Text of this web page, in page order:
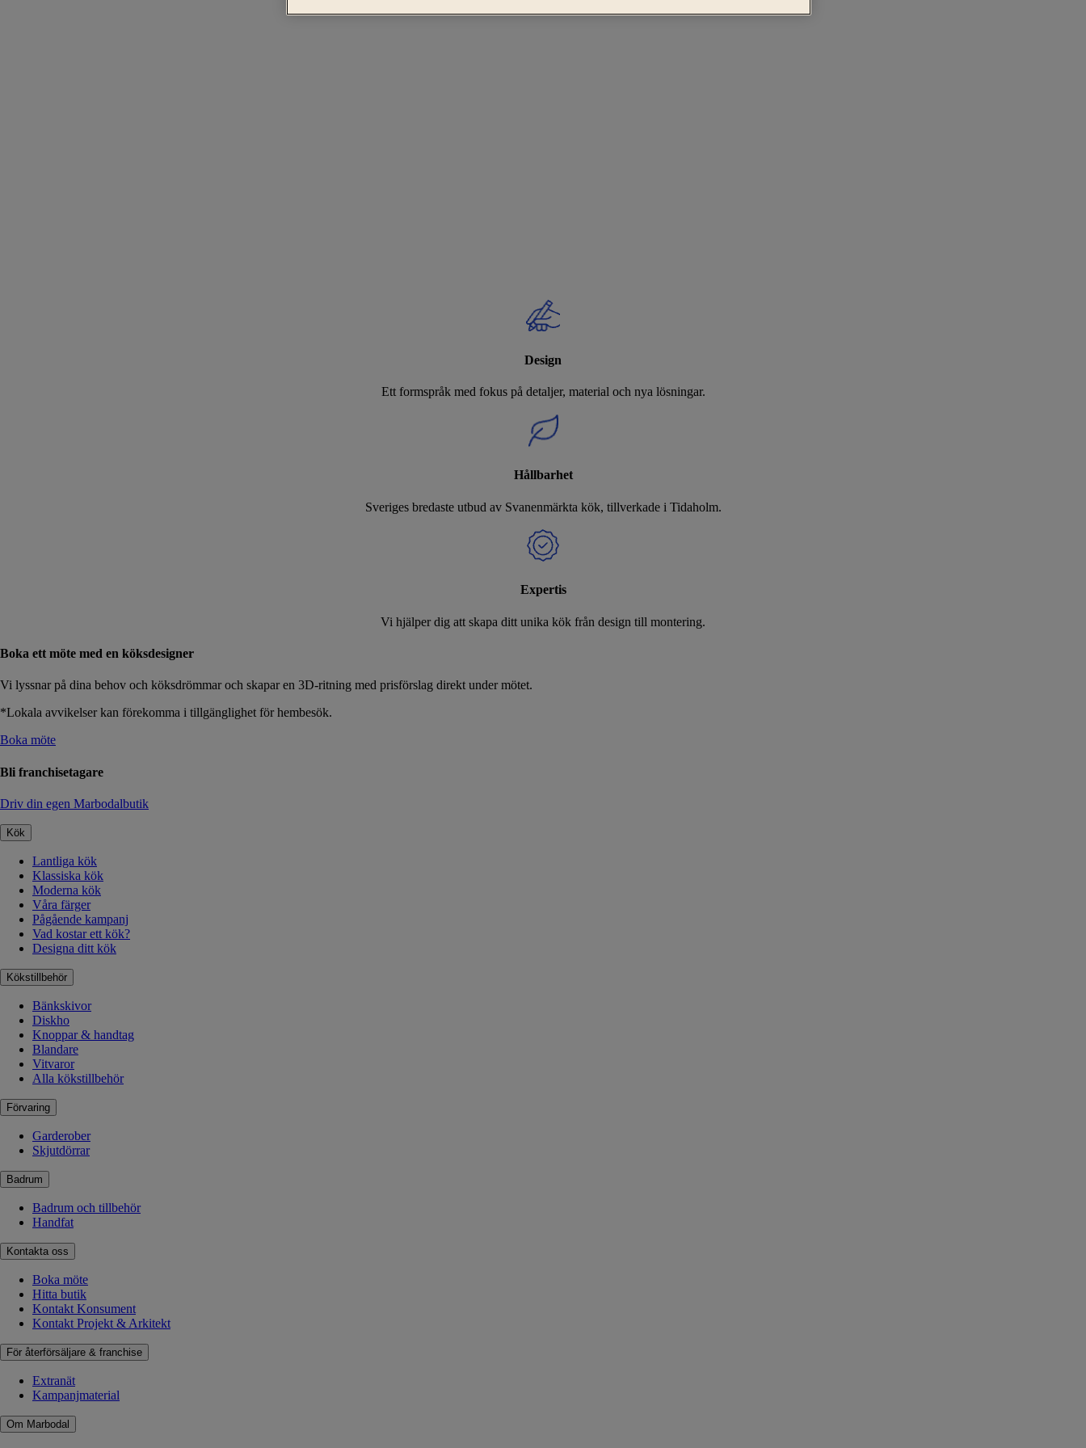
Design
Ett formspråk med fokus på detaljer, material och nya lösningar.
Hållbarhet
Sveriges bredaste utbud av Svanenmärkta kök, tillverkade i Tidaholm.
Expertis
Vi hjälper dig att skapa ditt unika kök från design till montering.
Boka ett möte med en köksdesigner
Vi lyssnar på dina behov och köksdrömmar och skapar en 3D-ritning med prisförslag direkt under mötet.
*Lokala avvikelser kan förekomma i tillgänglighet för hembesök.
Boka möte
Bli franchisetagare
Driv din egen Marbodalbutik
Kök
Lantliga kök
Klassiska kök
Moderna kök
Våra färger
Pågående kampanj
Vad kostar ett kök?
Designa ditt kök
Kökstillbehör
Bänkskivor
Diskho
Knoppar & handtag
Blandare
Vitvaror
Alla kökstillbehör
Förvaring
Garderober
Skjutdörrar
Badrum
Badrum och tillbehör
Handfat
Kontakta oss
Boka möte
Hitta butik
Kontakt Konsument
Kontakt Projekt & Arkitekt
För återförsäljare & franchise
Extranät
Kampanjmaterial
Om Marbodal